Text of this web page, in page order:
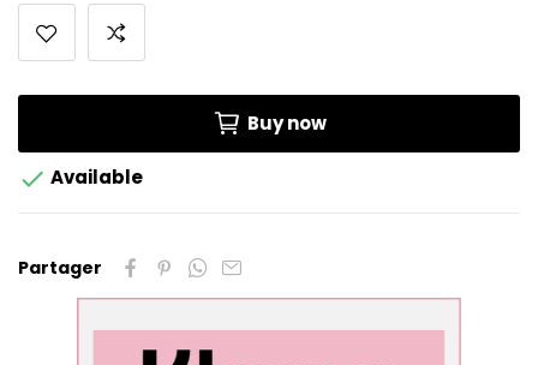
Buy now
 Available
Partager